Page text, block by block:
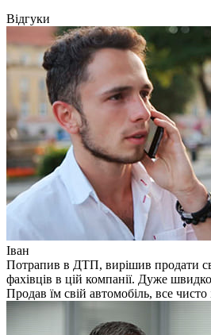
Відгуки
Іван
Потрапив в ДТП, вирішив продати
фахівців в цій компанії. Дуже
Продав їм свій автомобіль, все чисто